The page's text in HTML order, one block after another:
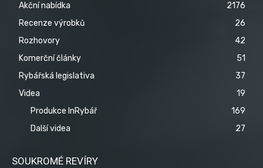
Akční nabídka
2176
Recenze výrobků
26
Rozhovory
42
Komerční články
51
Rybářská legislativa
37
Videa
19
Produkce InRybář
169
Další videa
27
SOUKROMÉ REVÍRY